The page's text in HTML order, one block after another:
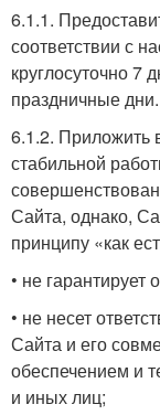
6.1.1.
соответствии с
круглосуточно
праздничные дни.
6.1.2. Приложить
стабильной
Сайта, однако,
принципу «как
• не гарантирует
• не несет
Сайта и его
обеспечением и
и иных лиц;